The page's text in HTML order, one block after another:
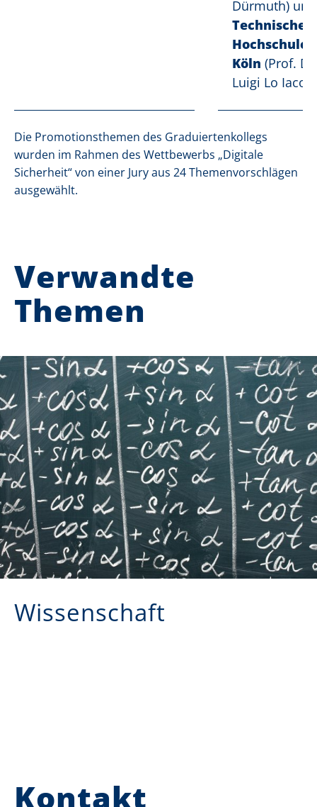
Dürmuth) und
Technische
Hochschule
Köln (Prof. Dr.
Luigi Lo
Die Promotionsthemen des Graduiertenkollegs
wurden im Rahmen des Wettbewerbs „Digitale
Sicherheit“ von einer Jury aus 24 Themenvorschlägen
ausgewählt.
Verwandte
Themen
Wissenschaft
Kontakt